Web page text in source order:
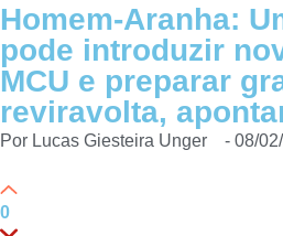
Homem-Aranha:
pode introduzir
MCU e preparar
reviravolta,
Por Lucas Giesteira Unger - 08/
0